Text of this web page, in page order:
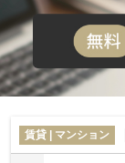
賃貸 | マンション